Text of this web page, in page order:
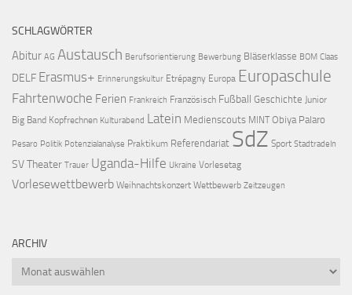
SCHLAGWÖRTER
Abitur AG Austausch Berufsorientierung Bewerbung Bläserklasse BOM Claas
DELF Erasmus+ Erinnerungskultur Etrépagny Europa Europaschule
Fahrtenwoche Ferien Frankreich Französisch Fußball Geschichte Junior
Big Band Kopfrechnen Kulturabend Latein Medienscouts MINT Obiya Palaro
Pesaro Politik Potenzialanalyse Praktikum Referendariat SdZ Sport Stadtradeln
SVTheater Trauer Uganda-Hilfe Ukraine Vorlesetag
Vorlesewettbewerb Weihnachtskonzert Wettbewerb Zeitzeugen
ARCHIV